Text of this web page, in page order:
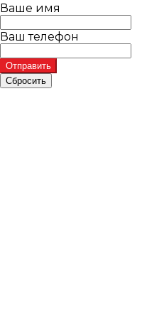
Ваше имя
Ваш телефон
Отправить